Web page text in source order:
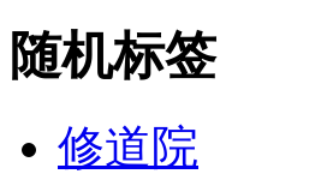
随机标签
修道院